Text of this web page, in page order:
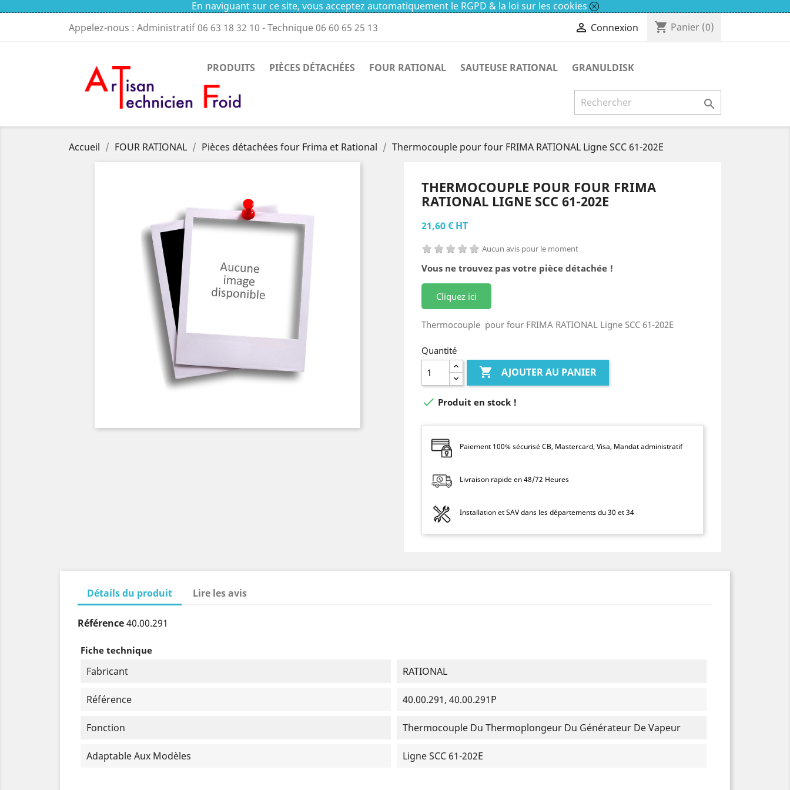
En naviguant sur ce site, vous acceptez automatiquement le RGPD & la loi sur les cookies
Appelez-nous : Administratif06 63 18 32 10 - Technique 06 60 65 25 13  Connexion shopping_cart Panier (0)
PRODUITS PIÈCES DÉTACHÉES FOUR RATIONAL SAUTEUSE RATIONAL GRANULDISK

Accueil FOUR RATIONAL Pièces détachées four Frima et Rational Thermocouple pour four FRIMA RATIONAL Ligne SCC 61-202E
THERMOCOUPLE POUR FOUR FRIMA
RATIONAL LIGNE SCC 61-202E
21,60 € HT
Aucun avis pour le moment
Vous ne trouvez pas votre pièce détachée !
Cliquez ici
Thermocouple pour four FRIMA RATIONAL Ligne SCC 61-202E
Quantité
 AJOUTER AU PANIER
 Produit en stock !
Paiement 100% sécurisé CB, Mastercard, Visa, Mandat administratif
Livraison rapide en 48/72 Heures
Installation et SAV dans les départements du 30 et 34
Détails du produit Lire les avis
Référence40.00.291
Fiche technique
Fabricant RATIONAL
Référence 40.00.291, 40.00.291P
Fonction Thermocouple Du Thermoplongeur Du Générateur De Vapeur
Adaptable Aux Modèles Ligne SCC 61-202E